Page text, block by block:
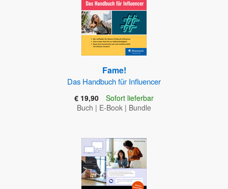
Fame!
Das Handbuch für Influencer
€ 19,90
Sofort lieferbar
Buch | E-Book | Bundle